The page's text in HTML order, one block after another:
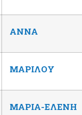
ΑΝΝΑ
ΜΑΡΙΛΟΥ
ΜΑΡΙΑ-ΕΛΕΝΗ